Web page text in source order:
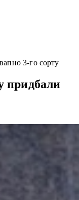
3-го сорту
придбали